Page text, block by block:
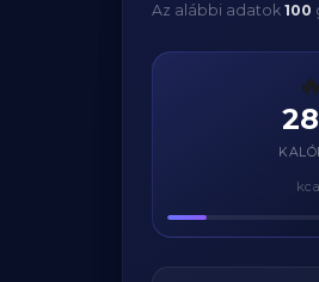
Az alábbi adatok 100
🔥